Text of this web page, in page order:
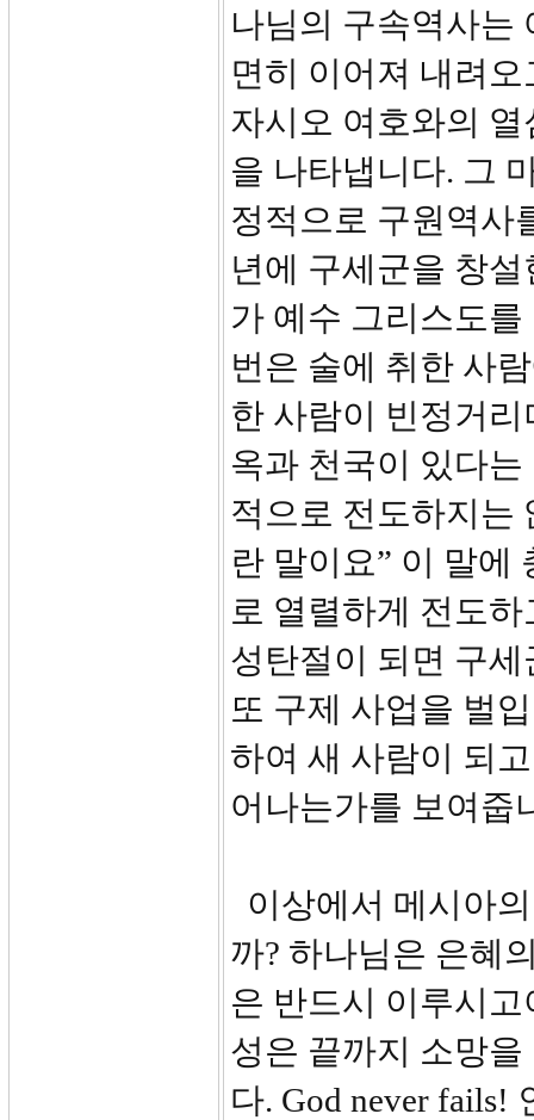
나님의 구속역사는
면히 이어져 내려
자시오 여호와의
을 나타냅니다. 그
정적으로 구원역사
년에 구세군을 창
가 예수 그리스도
번은 술에 취한 사
한 사람이 빈정거
옥과 천국이 있다
적으로 전도하지는
란 말이요” 이 말에
로 열렬하게 전도
성탄절이 되면 구
또 구제 사업을 벌
하여 새 사람이 되
어나는가를 보여줍
이상에서 메시아
까? 하나님은 은혜
은 반드시 이루시
성은 끝까지 소망
다. God never fails!